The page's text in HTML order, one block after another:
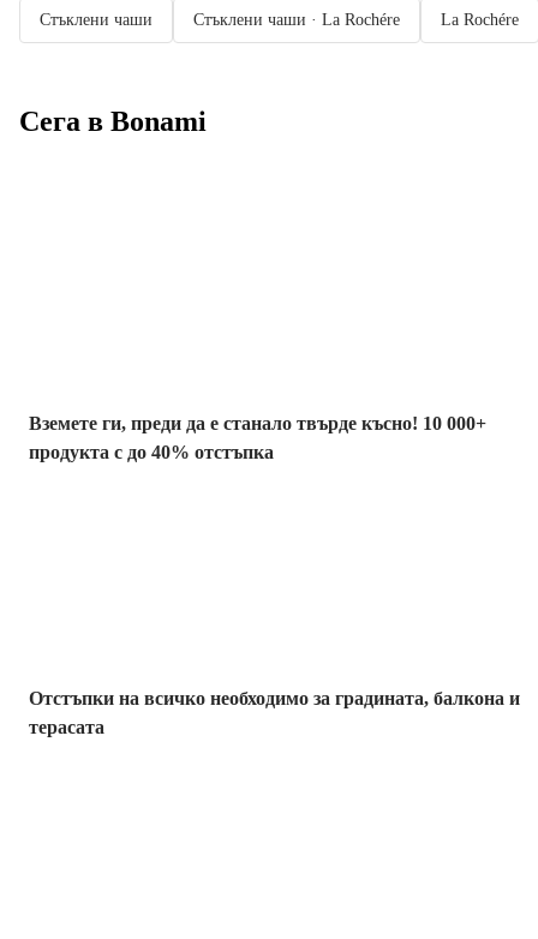
Стъклени чаши Стъклени чаши · La Rochére La Rochére
Сега в Bonami
Вземете ги, преди да е станало твърде късно! 10 000+
продукта с до 40% отстъпка
Отстъпки на всичко необходимо за градината, балкона и
терасата